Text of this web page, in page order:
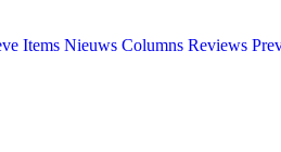
Items Nieuws Columns Reviews